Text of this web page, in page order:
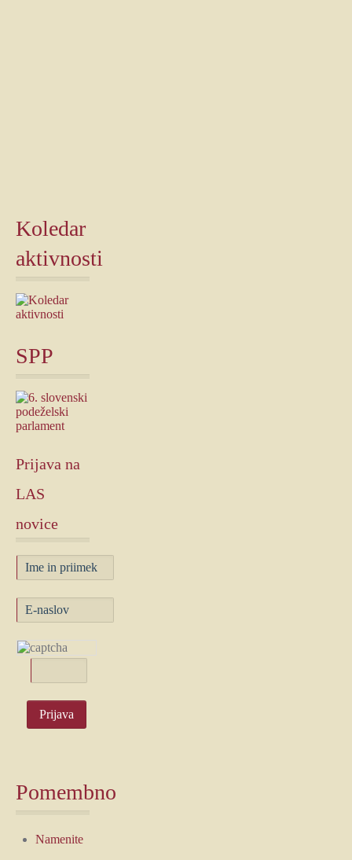
Koledar
aktivnosti
SPP
Prijava na
LAS
novice
Pomembno
Namenite